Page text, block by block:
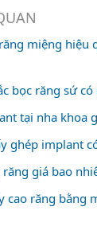
miệng hiệu
bọc răng sứ có
tại nha khoa
ghép implant
giá bao
cao răng bằng